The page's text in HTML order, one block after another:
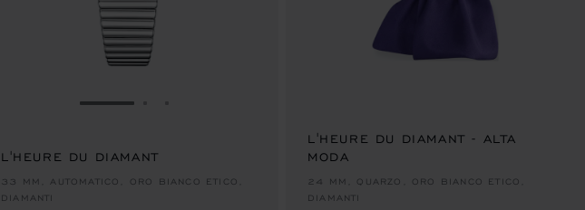
VAI ALLA SLIDE 1
L'HEURE DU DIAMANT
33 MM, AUTOMATICO, ORO BIANCO ETICO,
DIAMANTI
L'HEURE DU DIAMANT - ALTA
MODA
24 MM, QUARZO, ORO BIANCO ETICO,
DIAMANTI